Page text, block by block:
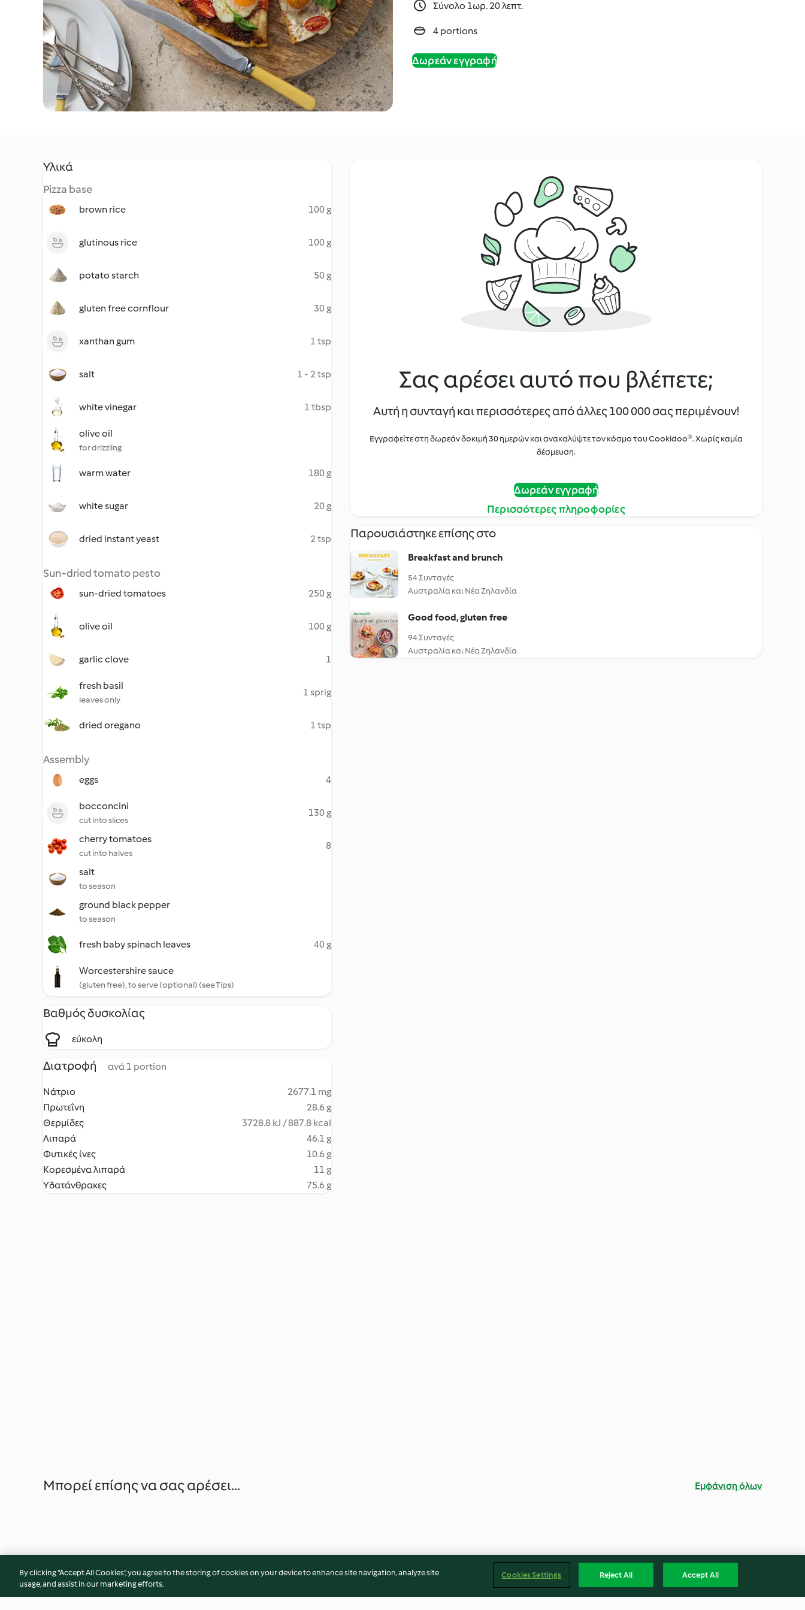
Σύνολο 1ωρ. 20 λεπτ.
4 portions
Δωρεάν εγγραφή
Υλικά
Pizza base
brown rice 100 g
glutinous rice 100 g
potato starch 50 g
gluten free cornflour 30 g
xanthan gum 1 tsp
salt 1 - 2 tsp
white vinegar 1 tbsp
olive oil
for drizzling
warm water 180 g
white sugar 20 g
dried instant yeast 2 tsp
Sun-dried tomato pesto
sun-dried tomatoes 250 g
olive oil 100 g
garlic clove 1
fresh basil
leaves only
1 sprig
dried oregano 1 tsp
Assembly
eggs 4
bocconcini
cut into slices
130 g
cherry tomatoes
cut into halves
8
salt
to season
ground black pepper
to season
fresh baby spinach leaves 40 g
Worcestershire sauce
(gluten free), to serve (optional) (see Tips)
Βαθμός δυσκολίας
εύκολη
Διατροφή ανά 1 portion
Νάτριο
2677.1 mg
Πρωτεΐνη
28.6 g
Θερμίδες
3728.8 kJ / 887.8 kcal
Λιπαρά
46.1 g
Φυτικές ίνες
10.6 g
Κορεσμένα λιπαρά
11 g
Υδατάνθρακες
75.6 g
Σας αρέσει αυτό που βλέπετε;
Αυτή η συνταγή και περισσότερες από άλλες 100 000 σας περιμένουν!
Εγγραφείτε στη δωρεάν δοκιμή 30 ημερών και ανακαλύψτε τον κόσμο του Cookidoo®. Χωρίς καμία
δέσμευση.
Δωρεάν εγγραφή
Περισσότερες πληροφορίες
Παρουσιάστηκε επίσης στο
Breakfast and brunch
54 Συνταγές
Αυστραλία και Νέα Ζηλανδία
Good food, gluten free
94 Συνταγές
Αυστραλία και Νέα Ζηλανδία
Μπορεί επίσης να σας αρέσει... Εμφάνιση όλων
By clicking “Accept All Cookies”, you agree to the storing of cookies on your device to enhance site navigation, analyze site
usage, and assist in our marketing efforts.
Cookies Settings Reject All Accept All